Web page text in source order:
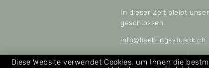
In dieser Zeit bleibt
geschlossen.
info@liaeblingsstueck.ch
Allgemeine
Diese Website verwendet Cookies, um Ihnen die